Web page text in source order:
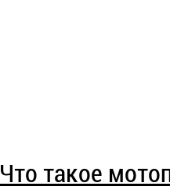
Что такое